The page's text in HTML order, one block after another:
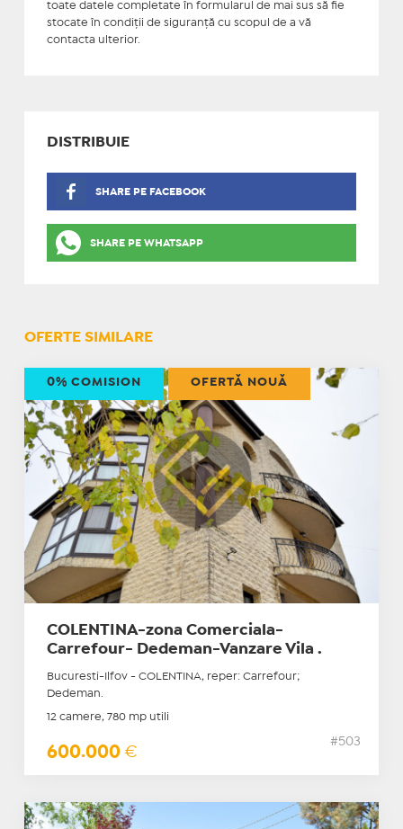
toate datele completate în formularul de mai sus să fie
stocate în condiţii de siguranţă cu scopul de a vă
contacta ulterior.
DISTRIBUIE
SHARE PE FACEBOOK
SHARE PE WHATSAPP
OFERTE SIMILARE
COLENTINA-zona Comerciala-
Carrefour- Dedeman-Vanzare Vila .
Bucuresti-Ilfov - COLENTINA, reper: Carrefour;
Dedeman.
12 camere, 780 mp utili
600.000 €
#503
0% COMISION OFERTĂ NOUĂ